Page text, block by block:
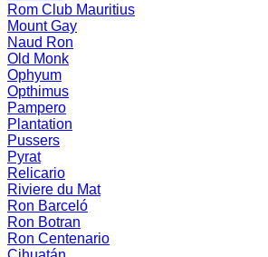
Rom Club Mauritius
Mount Gay
Naud Ron
Old Monk
Ophyum
Opthimus
Pampero
Plantation
Pussers
Pyrat
Relicario
Riviere du Mat
Ron Barceló
Ron Botran
Ron Centenario